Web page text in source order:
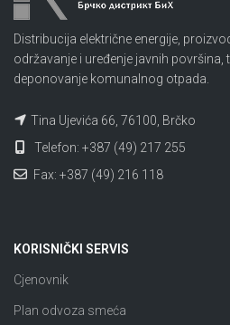
Distribucija električne energije,
održavanje i uređenje javnih površina,
deponovanje komunalnog otpada.
Tina Ujevića 66, 76100, Brčko
Telefon: +387 (49) 217 255
Fax: +387 (49) 216 118
KORISNIČKI SERVIS
Cjenovnik
Plan odvoza smeća